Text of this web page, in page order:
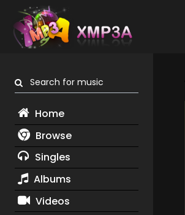
Search for music
Home
Browse
Singles
Albums
Videos